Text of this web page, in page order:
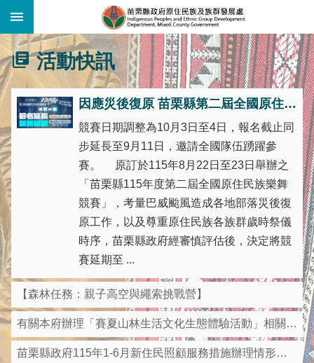
跳到主要內容區塊
:::
活動快訊
因應災後復原 苗栗縣第二屆全國原住民族樂舞競賽延期辦理
競賽日期調整為10月3日至4日，報名截止同
步延長至9月11日，邀請全國隊伍踴躍參
賽。 原訂於115年8月22日至23日舉辦之
「苗栗縣115年度第二屆全國原住民族樂舞
競賽」，考量巴威颱風造成各地部落災後復
原工作，以及尊重原住民族各族群歲時祭儀
時序，苗栗縣政府經審慎評估後，決定將競
賽延期至 ...
【森林任務：親子高空與繩索挑戰營】
有關本府辦理「賽夏山林生活文化生態體驗活動」相關資料
苗栗縣政府115年1-6月新住民照顧服務措施辦理情形及亮點成果彙整表